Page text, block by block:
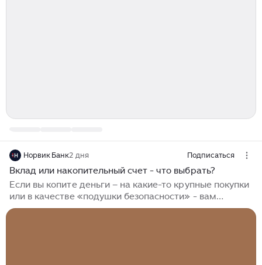
Норвик Банк2 дня Подписаться
Вклад или накопительный счет - что выбрать?
Если вы копите деньги – на какие-то крупные покупки
или в качестве «подушки безопасности» - вам
неизбежно будет нужно защитить их от инфляции.